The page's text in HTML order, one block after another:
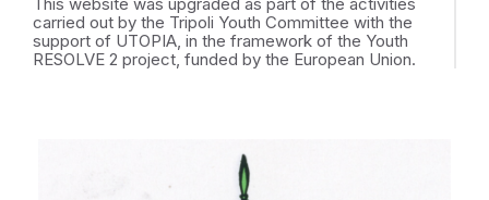
carried out by the Tripoli Youth Committee with the
support of UTOPIA, in the framework of the Youth
RESOLVE 2 project, funded by the European Union.